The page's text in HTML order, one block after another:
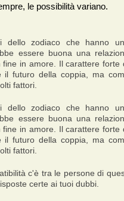
le possibilità variano.
dello zodiaco che hanno
essere buona una
in amore. Il carattere forte
il futuro della coppia, ma
fattori.
dello zodiaco che hanno
essere buona una
in amore. Il carattere forte
il futuro della coppia, ma
fattori.
c'è tra le persone di
certe ai tuoi dubbi.